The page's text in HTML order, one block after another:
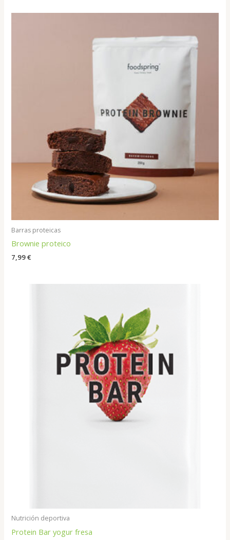
Barras proteicas
Brownie proteico
7,99€
Nutrición deportiva
Protein Bar yogur fresa